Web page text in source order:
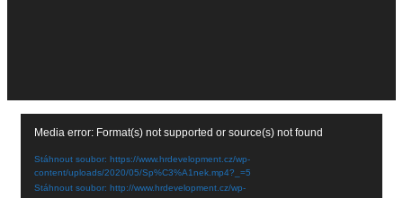
Media error: Format(s) not supported or source(s) not found
Stáhnout soubor: https://www.hrdevelopment.cz/wp-
content/uploads/2020/05/Sp%C3%A1nek.mp4?_=5
Stáhnout soubor: http://www.hrdevelopment.cz/wp-